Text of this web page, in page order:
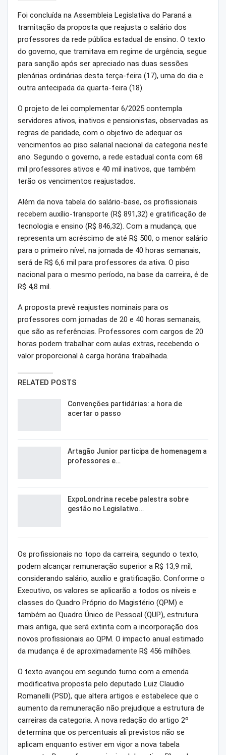
Foi concluída na Assembleia Legislativa do Paraná a
tramitação da proposta que reajusta o salário dos
professores da rede pública estadual de ensino. O texto
do governo, que tramitava em regime de urgência, segue
para sanção após ser apreciado nas duas sessões
plenárias ordinárias desta terça-feira (17), uma do dia e
outra antecipada da quarta-feira (18).
O projeto de lei complementar 6/2025 contempla
servidores ativos, inativos e pensionistas, observadas as
regras de paridade, com o objetivo de adequar os
vencimentos ao piso salarial nacional da categoria neste
ano. Segundo o governo, a rede estadual conta com 68
mil professores ativos e 40 mil inativos, que também
terão os vencimentos reajustados.
Além da nova tabela do salário-base, os profissionais
recebem auxílio-transporte (R$ 891,32) e gratificação de
tecnologia e ensino (R$ 846,32). Com a mudança, que
representa um acréscimo de até R$ 500, o menor salário
para o primeiro nível, na jornada de 40 horas semanais,
será de R$ 6,6 mil para professores da ativa. O piso
nacional para o mesmo período, na base da carreira, é de
R$ 4,8 mil.
A proposta prevê reajustes nominais para os
professores com jornadas de 20 e 40 horas semanais,
que são as referências. Professores com cargos de 20
horas podem trabalhar com aulas extras, recebendo o
valor proporcional à carga horária trabalhada.
RELATED POSTS
Convenções partidárias: a hora de
acertar o passo
Artagão Junior participa de homenagem a
professores e…
ExpoLondrina recebe palestra sobre
gestão no Legislativo…
Os profissionais no topo da carreira, segundo o texto,
podem alcançar remuneração superior a R$ 13,9 mil,
considerando salário, auxílio e gratificação. Conforme o
Executivo, os valores se aplicarão a todos os níveis e
classes do Quadro Próprio do Magistério (QPM) e
também ao Quadro Único de Pessoal (QUP), estrutura
mais antiga, que será extinta com a incorporação dos
novos profissionais ao QPM. O impacto anual estimado
da mudança é de aproximadamente R$ 456 milhões.
O texto avançou em segundo turno com a emenda
modificativa proposta pelo deputado Luiz Claudio
Romanelli (PSD), que altera artigos e estabelece que o
aumento da remuneração não prejudique a estrutura de
carreiras da categoria. A nova redação do artigo 2º
determina que os percentuais ali previstos não se
aplicam enquanto estiver em vigor a nova tabela